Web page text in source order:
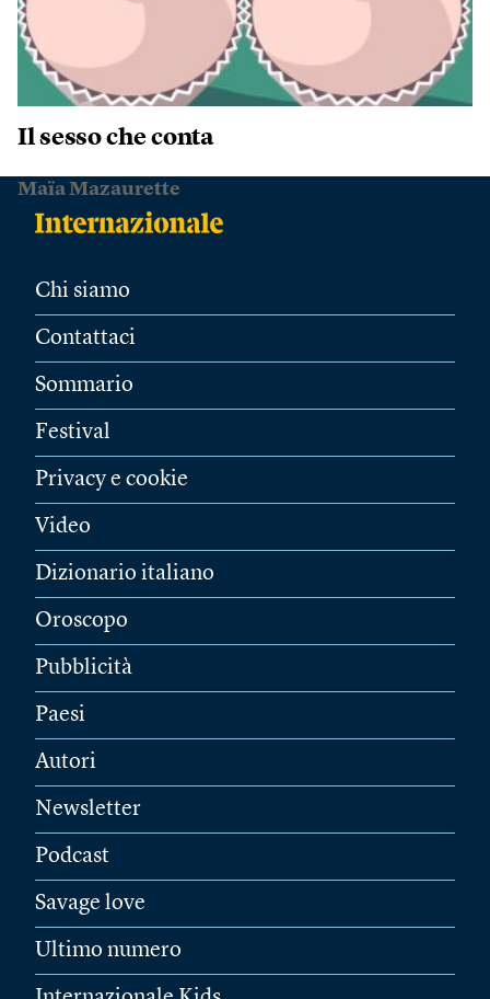
Il sesso che conta
Maïa Mazaurette
Chi siamo
Contattaci
Sommario
Festival
Privacy e cookie
Video
Dizionario italiano
Oroscopo
Pubblicità
Paesi
Autori
Newsletter
Podcast
Savage love
Ultimo numero